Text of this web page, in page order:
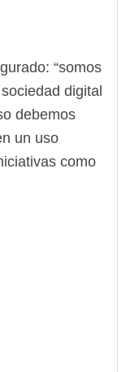
“somos
digital
debemos
un uso
como